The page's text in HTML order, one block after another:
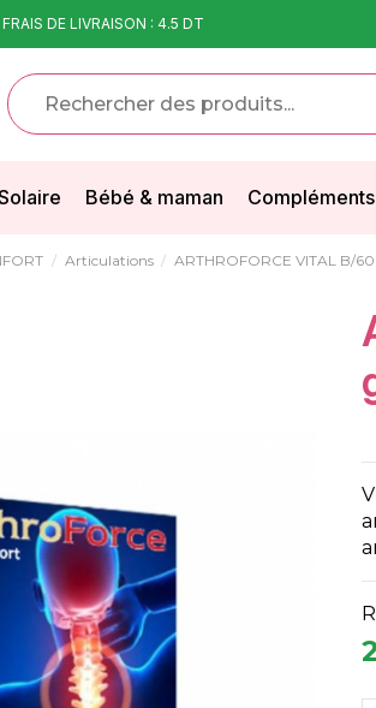
DE LIVRAISON : 4.5 DT
Bébé & maman
Articulations ARTHROFORCE VITAL B/